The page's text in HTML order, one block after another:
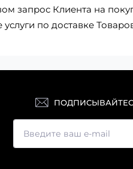
запрос Клиента на
по доставке